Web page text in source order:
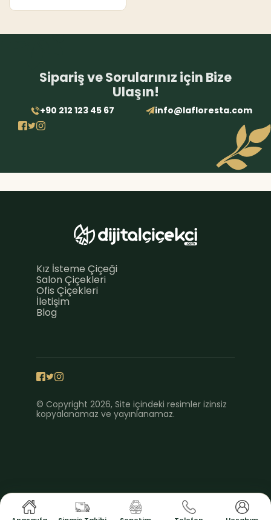
Sipariş ve Sorularınız için Bize
Ulaşın!
+90 212 123 45 67 info@lafloresta.com
Kız İsteme Çiçeği
Salon Çiçekleri
Ofis Çiçekleri
İletişim
Blog
© Copyright 2026, Site içindeki resimler izinsiz
kopyalanamaz ve yayınlanamaz.